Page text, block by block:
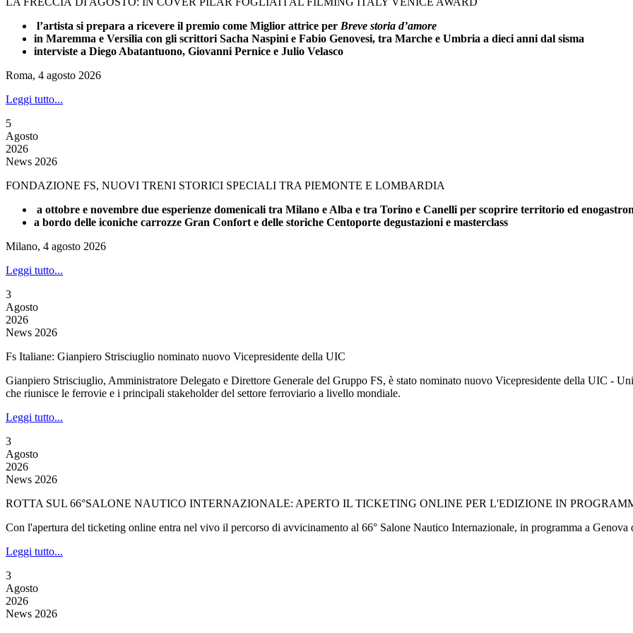
l’artista si prepara a ricevere il premio come Miglior attrice per Breve storia d’amore
in Maremma e Versilia con gli scrittori Sacha Naspini e Fabio Genovesi, tra Marche e Umbria a dieci anni dal sisma
interviste a Diego Abatantuono, Giovanni Pernice e Julio Velasco
Roma, 4 agosto 2026
Leggi tutto...
5
Agosto
2026
News 2026
FONDAZIONE FS, NUOVI TRENI STORICI SPECIALI TRA PIEMONTE E LOMBARDIA
a ottobre e novembre due esperienze domenicali tra Milano e Alba e tra Torino e Canelli per scoprire territorio ed
a bordo delle iconiche carrozze Gran Confort e delle storiche Centoporte degustazioni e masterclass
Milano, 4 agosto 2026
Leggi tutto...
3
Agosto
2026
News 2026
Fs Italiane: Gianpiero Strisciuglio nominato nuovo Vicepresidente della UIC
Gianpiero Strisciuglio, Amministratore Delegato e Direttore Generale del Gruppo FS, è stato nominato nuovo Vicepresidente della UIC -
che riunisce le ferrovie e i principali stakeholder del settore ferroviario a livello mondiale.
Leggi tutto...
3
Agosto
2026
News 2026
ROTTA SUL 66°SALONE NAUTICO INTERNAZIONALE: APERTO IL TICKETING ONLINE PER L'EDIZIONE IN
Con l'apertura del ticketing online entra nel vivo il percorso di avvicinamento al 66° Salone Nautico Internazionale, in programma a Genova
Leggi tutto...
3
Agosto
2026
News 2026